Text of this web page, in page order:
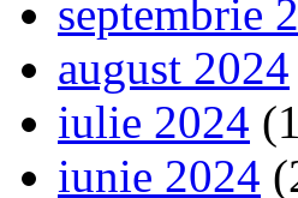
septembrie
august 2024
iulie 2024
iunie 2024